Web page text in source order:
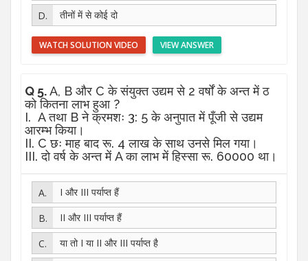
तीनों में से कोई दो
VIEW ANSWER
WATCH SOLUTION VIDEO
Q 5.A, B और C के संयुक्त उद्यम से 2 वर्षों के अन्त में ठ
को कितना लाभ हुआ ?
I. A तथा B ने क्रमशः 3: 5 के अनुपात में पूँजी से उद्यम
आरम्भ किया।
II. C छः माह बाद रू. 4 लाख के साथ उनसे मिल गया।
III. दो वर्ष के अन्त में A का लाभ में हिस्सा रू. 60000 था।
I और III पर्याप्त हैं
II और III पर्याप्त हैं
या तो I या II और III पर्याप्त है